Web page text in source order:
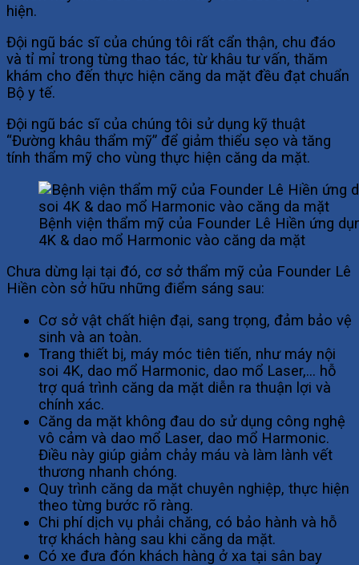
hiện.
Đội ngũ bác sĩ của chúng tôi rất cẩn thận, chu đáo
và tỉ mỉ trong từng thao tác, từ khâu tư vấn, thăm
khám cho đến thực hiện căng da mặt đều đạt chuẩn
Bộ y tế.
Đội ngũ bác sĩ của chúng tôi sử dụng kỹ thuật
“Đường khâu thẩm mỹ” để giảm thiểu sẹo và tăng
tính thẩm mỹ cho vùng thực hiện căng da mặt.
Bệnh viện thẩm mỹ của Founder Lê Hiền ứng
4K & dao mổ Harmonic vào căng da mặt
Chưa dừng lại tại đó, cơ sở thẩm mỹ của Founder Lê
Hiền còn sở hữu những điểm sáng sau:
Cơ sở vật chất hiện đại, sang trọng, đảm bảo vệ
sinh và an toàn.
Trang thiết bị, máy móc tiên tiến, như máy nội
soi 4K, dao mổ Harmonic, dao mổ Laser,… hỗ
trợ quá trình căng da mặt diễn ra thuận lợi và
chính xác.
Căng da mặt không đau do sử dụng công nghệ
vô cảm và dao mổ Laser, dao mổ Harmonic.
Điều này giúp giảm chảy máu và làm lành vết
thương nhanh chóng.
Quy trình căng da mặt chuyên nghiệp, thực hiện
theo từng bước rõ ràng.
Chi phí dịch vụ phải chăng, có bảo hành và hỗ
trợ khách hàng sau khi căng da mặt.
Có xe đưa đón khách hàng ở xa tại sân bay